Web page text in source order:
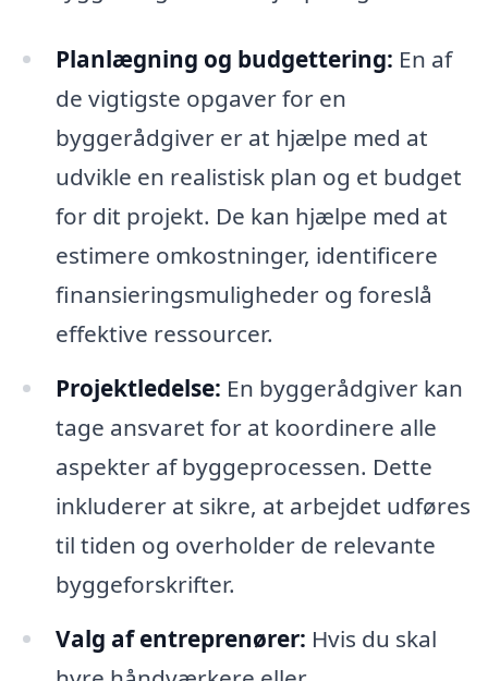
Planlægning og budgettering: En af
de vigtigste opgaver for en
byggerådgiver er at hjælpe med at
udvikle en realistisk plan og et budget
for dit projekt. De kan hjælpe med at
estimere omkostninger, identificere
finansieringsmuligheder og foreslå
effektive ressourcer.
Projektledelse: En byggerådgiver kan
tage ansvaret for at koordinere alle
aspekter af byggeprocessen. Dette
inkluderer at sikre, at arbejdet udføres
til tiden og overholder de relevante
byggeforskrifter.
Valg af entreprenører: Hvis du skal